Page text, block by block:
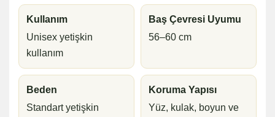
Kullanım
Unisex yetişkin
kullanım
Baş Çevresi Uyumu
56–60 cm
Beden
Standart yetişkin
Koruma Yapısı
Yüz, kulak, boyun ve